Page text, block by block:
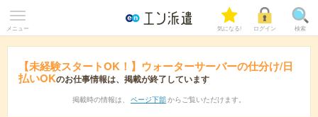
メニュー 気になる! ログイン 検索
【未経験スタートOK！】ウォーターサーバーの仕分け/日
払いOKのお仕事情報は、掲載が終了しています
掲載時の情報は、 ページ下部 からご覧いただけます。